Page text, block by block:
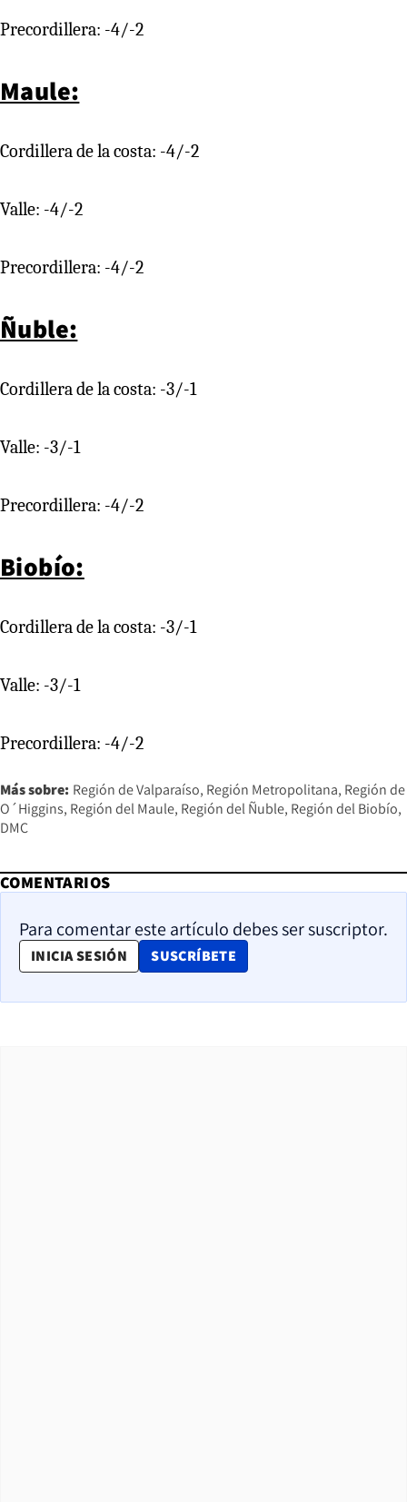
Precordillera: -4/-2
Maule:
Cordillera de la costa: -4/-2
Valle: -4/-2
Precordillera: -4/-2
Ñuble:
Cordillera de la costa: -3/-1
Valle: -3/-1
Precordillera: -4/-2
Biobío:
Cordillera de la costa: -3/-1
Valle: -3/-1
Precordillera: -4/-2
Más sobre: Región de Valparaíso Región Metropolitana Región de
O´Higgins Región del Maule Región del Ñuble Región del Biobío
DMC
COMENTARIOS
Para comentar este artículo debes ser suscriptor.
INICIA SESIÓN SUSCRÍBETE
OPENS IN NEW WINDOW